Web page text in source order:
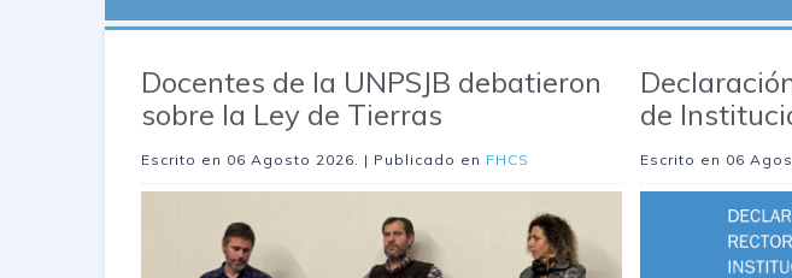
Docentes de la UNPSJB debatieron
sobre la Ley de Tierras
Escrito en 06 Agosto 2026. | Publicado en FHCS
de
Escrito en 06